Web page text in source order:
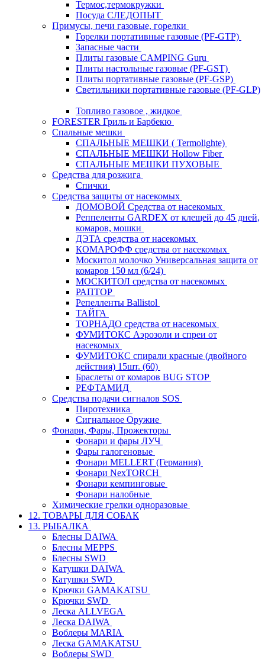
Термос,термокружки
Посуда СЛЕДОПЫТ
Примусы, печи газовые, горелки
Горелки портативные газовые (PF-GTP)
Запасные части
Плиты газовые CAMPING Guru
Плиты настольные газовые (PF-GST)
Плиты портативные газовые (PF-GSP)
Светильники портативные газовые (PF-GLP)
Топливо газовое , жидкое
FORESTER Гриль и Барбекю
Спальные мешки
СПАЛЬНЫЕ МЕШКИ ( Termolighte)
СПАЛЬНЫЕ МЕШКИ Hollow Fiber
СПАЛЬНЫЕ МЕШКИ ПУХОВЫЕ
Средства для розжига
Спички
Средства защиты от насекомых
ДОМОВОЙ Средства от насекомых
Реппеленты GARDEX от клещей до 45 дней,
комаров, мошки
ДЭТА средства от насекомых
КОМАРОФФ средства от насекомых
Москитол молочко Универсальная защита от
комаров 150 мл (6/24)
МОСКИТОЛ средства от насекомых
РАПТОР
Репелленты Ballistol
ТАЙГА
ТОРНАДО средства от насекомых
ФУМИТОКС Аэрозоли и спреи от
насекомых
ФУМИТОКС спирали красные (двойного
действия) 15шт. (60)
Браслеты от комаров BUG STOP
РЕФТАМИД
Средства подачи сигналов SOS
Пиротехника
Сигнальное Оружие
Фонари, Фары, Прожекторы
Фонари и фары ЛУЧ
Фары галогеновые
Фонари MELLERT (Германия)
Фонари NexTORCH
Фонари кемпинговые
Фонари налобные
Химические грелки одноразовые
12. ТОВАРЫ ДЛЯ СОБАК
13. РЫБАЛКА
Блесны DAIWA
Блесны MEPPS
Блесны SWD
Катушки DAIWA
Катушки SWD
Крючки GAMAKATSU
Крючки SWD
Леска ALLVEGA
Леска DAIWA
Воблеры MARIA
Леска GAMAKATSU
Воблеры SWD